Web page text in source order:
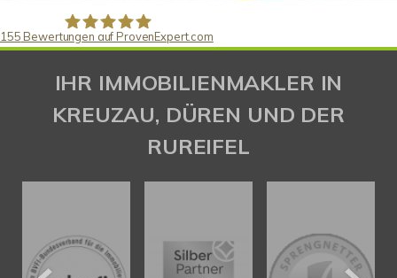
Gaspar Immobilienberatung
155 Bewertungen auf ProvenExpert.com
IHR IMMOBILIENMAKLER IN
KREUZAU, DÜREN UND DER
RUREIFEL